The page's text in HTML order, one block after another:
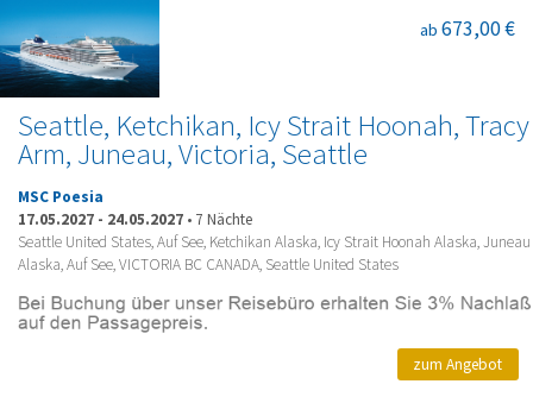
Seattle, Ketchikan, Icy Strait Hoonah, Tracy
Arm, Juneau, Victoria, Seattle
ab 673,00 €
MSC Poesia
17.05.2027 - 24.05.2027 • 7 Nächte
Seattle United States, Auf See, Ketchikan Alaska, Icy Strait Hoonah Alaska, Juneau
Alaska, Auf See, VICTORIA BC CANADA, Seattle United States
zum Angebot